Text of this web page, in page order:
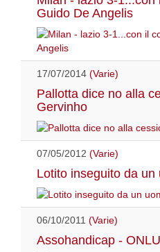
Guido De Angelis
17/07/2014 (Varie)
Pallotta dice no alla
Gervinho
07/05/2012 (Varie)
Lotito inseguito da
06/10/2011 (Varie)
Assohandicap -